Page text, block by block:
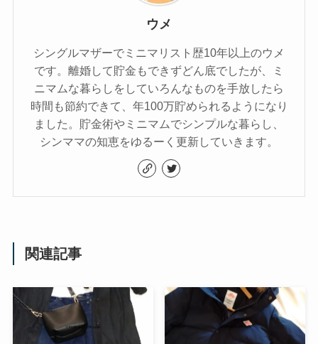
ウメ
シングルマザーでミニマリスト歴10年以上のウメ
です。離婚して貯金もできずどん底でしたが、ミ
ニマムな暮らしをしていろんなものを手放したら
時間も節約できて、年100万貯められるようになり
ました。貯金術やミニマムでシンプルな暮らし、
シンママの知恵をゆるーく更新していきます。
関連記事